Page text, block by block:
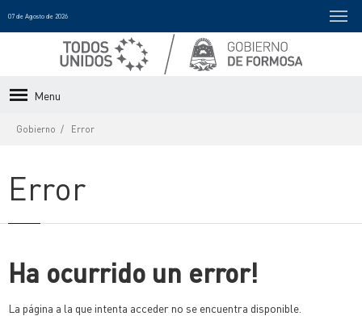
07 de Agosto de 2026
Menu
Gobierno Error
Error
Ha ocurrido un error!
La página a la que intenta acceder no se encuentra disponible.